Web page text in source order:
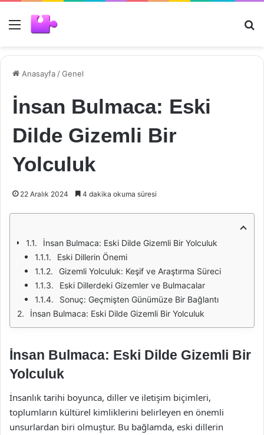
Menü
Anasayfa /Genel
İnsan Bulmaca: Eski
Dilde Gizemli Bir
Yolculuk
22 Aralık 2024 4 dakika okuma süresi
İnsan Bulmaca: Eski Dilde Gizemli Bir Yolculuk
Eski Dillerin Önemi
Gizemli Yolculuk: Keşif ve Araştırma Süreci
Eski Dillerdeki Gizemler ve Bulmacalar
Sonuç: Geçmişten Günümüze Bir Bağlantı
İnsan Bulmaca: Eski Dilde Gizemli Bir Yolculuk
İnsan Bulmaca: Eski Dilde Gizemli Bir
Yolculuk
İnsanlık tarihi boyunca, diller ve iletişim biçimleri,
toplumların kültürel kimliklerini belirleyen en önemli
unsurlardan biri olmuştur. Bu bağlamda, eski dillerin